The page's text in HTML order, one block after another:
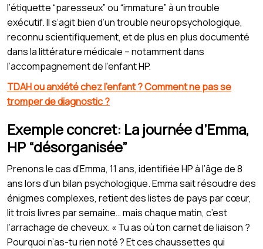
l’étiquette “paresseux” ou “immature” à un trouble
exécutif. Il s’agit bien d’un trouble neuropsychologique,
reconnu scientifiquement, et de plus en plus documenté
dans la littérature médicale – notamment dans
l’accompagnement de l’enfant HP.
TDAH ou anxiété chez l’enfant ? Comment ne pas se
tromper de diagnostic ?
Exemple concret: La journée d’Emma,
HP “désorganisée”
Prenons le cas d’Emma, 11 ans, identifiée HP à l’âge de 8
ans lors d’un bilan psychologique. Emma sait résoudre des
énigmes complexes, retient des listes de pays par cœur,
lit trois livres par semaine… mais chaque matin, c’est
l’arrachage de cheveux. « Tu as où ton carnet de liaison ?
Pourquoi n’as-tu rien noté ? Et ces chaussettes qui